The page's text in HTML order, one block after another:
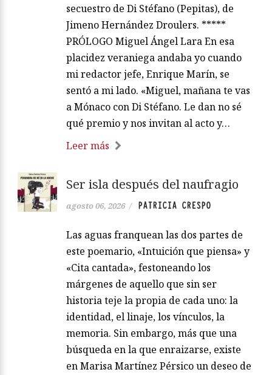
secuestro de Di Stéfano (Pepitas), de
Jimeno Hernández Droulers. *****
PRÓLOGO Miguel Ángel Lara En esa
placidez veraniega andaba yo cuando
mi redactor jefe, Enrique Marín, se
sentó a mi lado. «Miguel, mañana te vas
a Mónaco con Di Stéfano. Le dan no sé
qué premio y nos invitan al acto y…
Leer más
Ser isla después del naufragio
agosto 06, 2026 / PATRICIA CRESPO
Las aguas franquean las dos partes de
este poemario, «Intuición que piensa» y
«Cita cantada», festoneando los
márgenes de aquello que sin ser
historia teje la propia de cada uno: la
identidad, el linaje, los vínculos, la
memoria. Sin embargo, más que una
búsqueda en la que enraizarse, existe
en Marisa Martínez Pérsico un deseo de